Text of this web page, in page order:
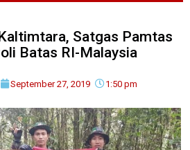
Satgas Pamtas
Batas RI-Malaysia
September 27, 2019 1:50 pm